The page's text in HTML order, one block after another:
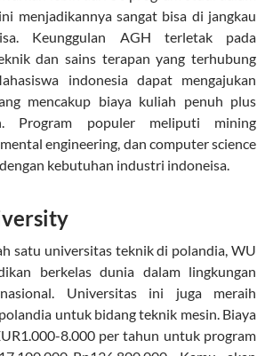
menjadikannya sangat bisa di jangkau
Keunggulan AGH terletak pada
dan sains terapan yang terhubung
indonesia dapat mengajukan
mencakup biaya kuliah penuh plus
Program populer meliputi mining
engineering, dan computer science
kebutuhan industri indoneisa.
satu universitas teknik di polandia, WU
berkelas dunia dalam lingkungan
Universitas ini juga meraih
untuk bidang teknik mesin. Biaya
8.000 per tahun untuk program